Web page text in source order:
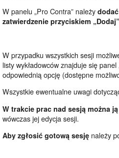
W panelu „Pro Contra” należy
zatwierdzenie przyciskiem „Dodaj”
W przypadku wszystkich sesji
listy wykładowców znajduje się
odpowiednią opcję (dostępne
Wszystkie ewentualne uwagi
W trakcie prac nad sesją można
wówczas jej edycja sesji.
Aby zgłosić gotową sesjęnależy